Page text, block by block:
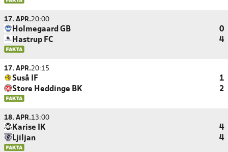
17. APR.20:00
Holmegaard GB
0
Hastrup FC
4
17. APR.20:15
Suså IF
1
Store Heddinge BK
2
18. APR.13:00
Karise IK
4
Ljiljan
4